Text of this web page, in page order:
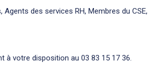
des services RH, Membres du CSE,
à votre disposition au 03 83 15 17 36.